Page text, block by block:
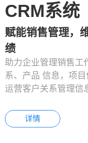
CRM系统
赋能销售管理，
绩
助力企业管理销售工
系、产品 信息，项
运营客户关系管理信
详情